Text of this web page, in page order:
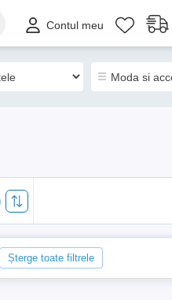
Contul meu
Șterge toate filtrele